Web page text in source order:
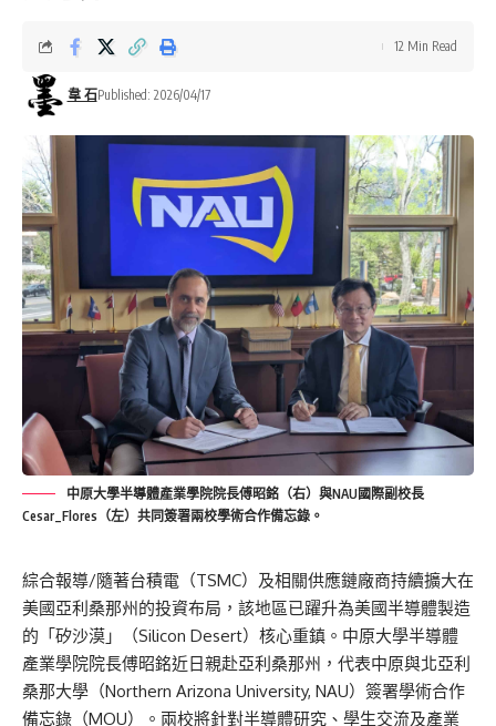
韋 石Published: 2026/04/17
12 Min Read
中原大學半導體產業學院院長傅昭銘（右）與NAU國際副校長
Cesar_Flores（左）共同簽署兩校學術合作備忘錄。
綜合報導/隨著台積電（TSMC）及相關供應鏈廠商持續擴大在
美國亞利桑那州的投資布局，該地區已躍升為美國半導體製造
的「矽沙漠」（Silicon Desert）核心重鎮。中原大學半導體
產業學院院長傅昭銘近日親赴亞利桑那州，代表中原與北亞利
桑那大學（Northern Arizona University, NAU）簽署學術合作
備忘錄（MOU）。兩校將針對半導體研究、學生交流及產業